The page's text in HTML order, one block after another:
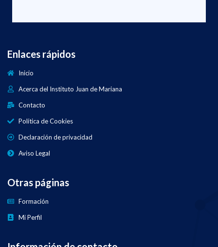
Enlaces rápidos
Inicio
Acerca del Instituto Juan de Mariana
Contacto
Política de Cookies
Declaración de privacidad
Aviso Legal
Otras páginas
Formación
Mi Perfil